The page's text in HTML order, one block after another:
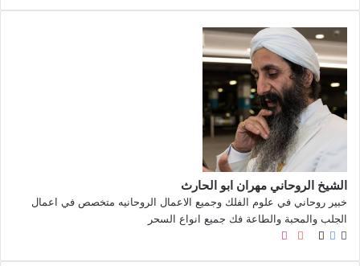
الشيخ الروحاني مهران ابو الحارث
خبير روحاني في علوم الفلك وجميع الاعمال الروحانيه متخصص في اعمال
الجلب والمحبة والطاعة فك جميع انواع السحر
موقعفيسبوكلينكدإن
صور يوتيوب
بينتيريست